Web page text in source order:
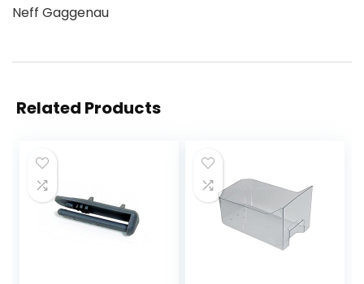
Neff Gaggenau
Related Products